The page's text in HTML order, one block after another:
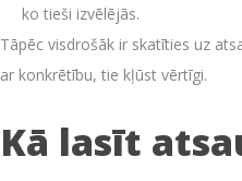
ko tieši izvēlējās.
Tāpēc visdrošāk ir skatīties uz
ar konkrētību, tie kļūst vērtīgi.
Kā lasīt